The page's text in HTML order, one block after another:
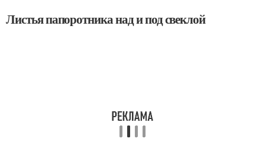
Листья папоротника над и под свеклой